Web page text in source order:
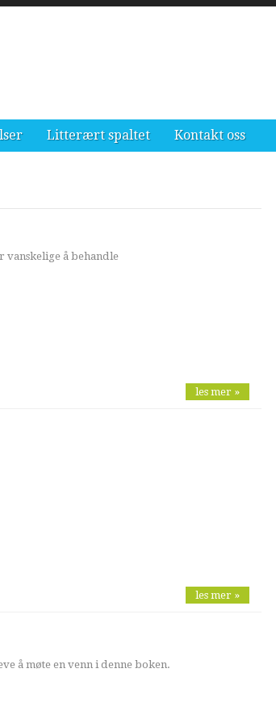
Litterært spaltet Kontakt oss
vanskelige å behandle
les mer »
les mer »
å møte en venn i denne boken.